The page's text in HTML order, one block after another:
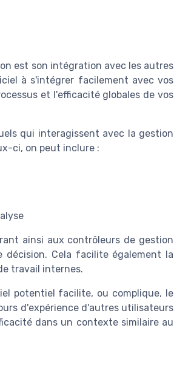
est son intégration avec les autres
à s'intégrer facilement avec vos
et l'efficacité globales de vos
qui interagissent avec la gestion
ci, on peut inclure :
ainsi aux contrôleurs de gestion
Cela facilite également la
travail internes.
potentiel facilite, ou complique, le
d'expérience d'autres utilisateurs
dans un contexte similaire au